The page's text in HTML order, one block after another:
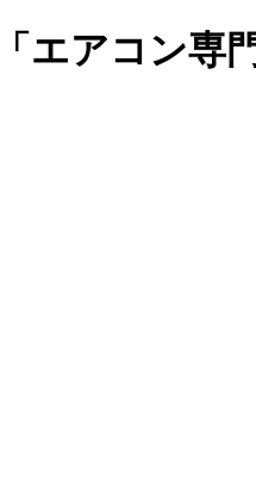
エアコン専